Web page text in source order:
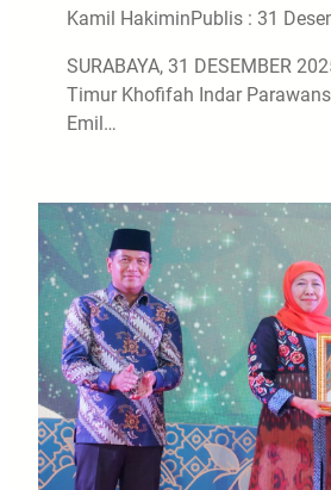
Kamil HakiminPublis : 31
SURABAYA, 31 DESEMBER
Timur Khofifah Indar
Emil…